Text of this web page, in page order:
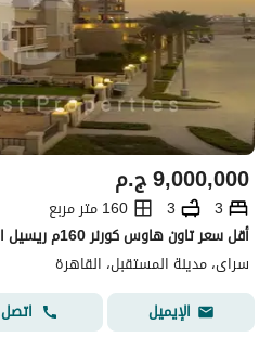
ج.م9,000,000
3
3
160 متر مربع
سراى، مدينة المستقبل، القاهرة
الإيميل
اتصل